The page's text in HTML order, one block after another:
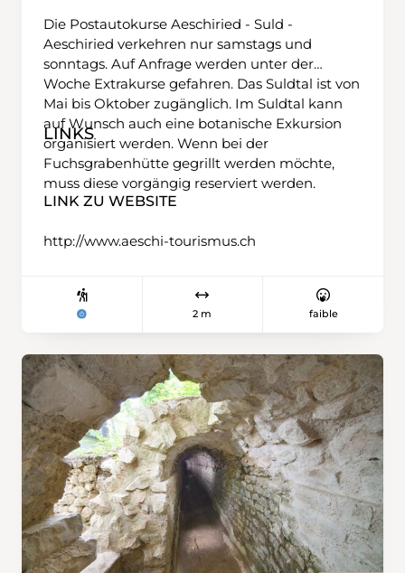
Die Postautokurse Aeschiried - Suld -
Aeschiried verkehren nur samstags und
sonntags. Auf Anfrage werden unter der
Woche Extrakurse gefahren. Das Suldtal ist von
Mai bis Oktober zugänglich. Im Suldtal kann
auf Wunsch auch eine botanische Exkursion
organisiert werden. Wenn bei der
Fuchsgrabenhütte gegrillt werden möchte,
muss diese vorgängig reserviert werden.
LINKS
LINK ZU WEBSITE
http://www.aeschi-tourismus.ch
2 m faible